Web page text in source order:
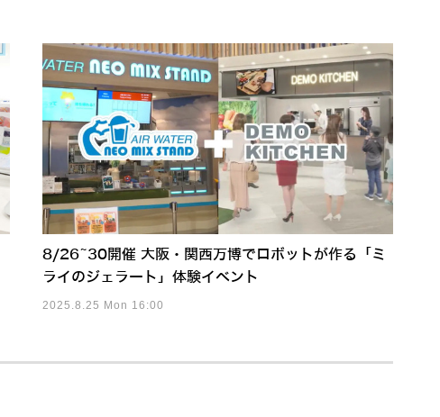
8/26~30開催 大阪・関西万博でロボットが作る「ミ
ライのジェラート」体験イベント
2025.8.25 Mon 16:00